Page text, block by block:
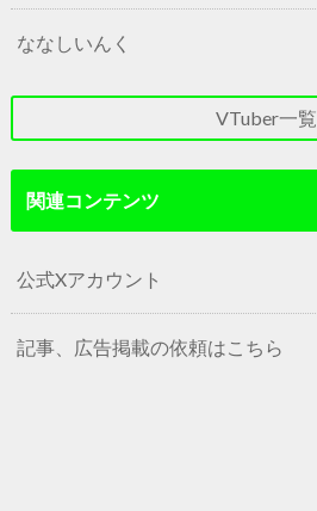
ななしいんく
VTuber一覧
関連コンテンツ
公式Xアカウント
記事、広告掲載の依頼はこちら